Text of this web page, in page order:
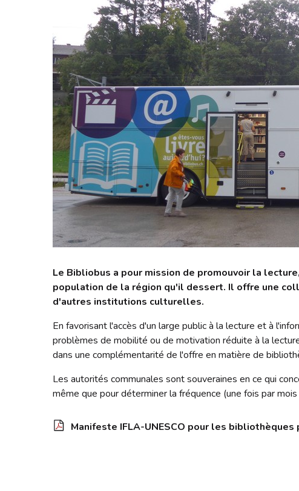
Le Bibliobus a pour mission de promouvoir la lecture,
population de la région qu'il dessert. Il offre une
d'autres institutions culturelles.
En favorisant l'accès d'un large public à la lecture et à
problèmes de mobilité ou de motivation réduite à la
dans une complémentarité de l'offre en matière de
Les autorités communales sont souveraines en ce qui
même que pour déterminer la fréquence (une fois par
Manifeste IFLA-UNESCO pour les